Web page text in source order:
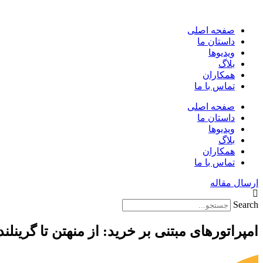
محتوا
صفحه اصلی
داستان ما
ویدیوها
بلاگ
همکاران
تماس با ما
صفحه اصلی
داستان ما
ویدیوها
بلاگ
همکاران
تماس با ما
ارسال مقاله
Search
امپراتورهای مبتنی بر خرید: از منهتن تا گرینلند ( 2025-